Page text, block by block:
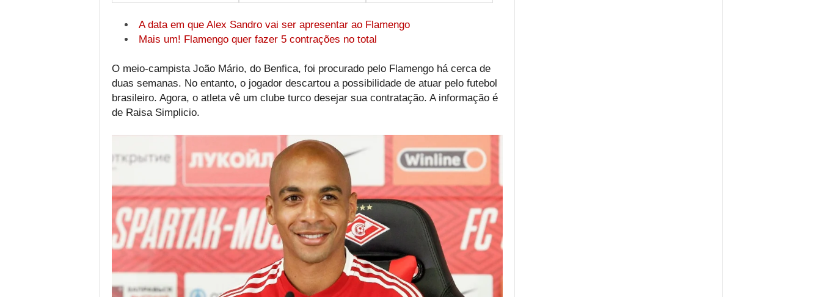
A data em que Alex Sandro vai ser apresentar ao Flamengo
Mais um! Flamengo quer fazer 5 contrações no total
O meio-campista João Mário, do Benfica, foi procurado pelo Flamengo há cerca de
duas semanas. No entanto, o jogador descartou a possibilidade de atuar pelo futebol
brasileiro. Agora, o atleta vê um clube turco desejar sua contratação. A informação é
de Raisa Simplicio.